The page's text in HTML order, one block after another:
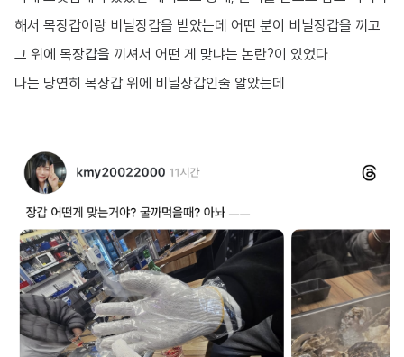
해서 목장갑이랑 비닐장갑을 받았는데 어떤 분이 비닐장갑을 끼고
그 위에 목장갑을 끼셔서 어떤 게 맞냐는 논란?이 있었다.
나는 당연히 목장갑 위에 비닐장갑인줄 알았는데